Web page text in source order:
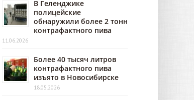
В Геленджике
полицейские
обнаружили более 2 тонн
контрафактного пива
11.06.2026
Более 40 тысяч литров
контрафактного пива
изъято в Новосибирске
18.05.2026